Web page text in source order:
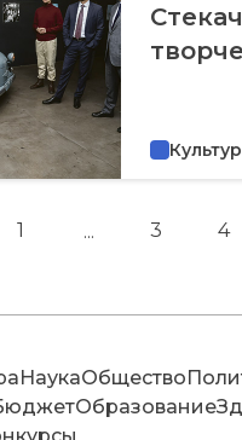
1 ... 3 4
НаукаОбщество
Образование